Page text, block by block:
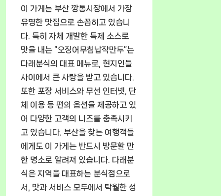
이 가게는 부산 깡통시장에서 가장
유명한 맛집으로 손꼽히고 있습니
다. 특히 자체 개발한 특제 소스로
맛을 내는 “오징어무침납작만두”는
다래분식의 대표 메뉴로, 현지인들
사이에서 큰 사랑을 받고 있습니다.
또한 포장 서비스와 무선 인터넷, 단
체 이용 등 편의 옵션을 제공하고 있
어 다양한 고객의 니즈를 충족시키
고 있습니다. 부산을 찾는 여행객들
에게도 이 가게는 반드시 방문할 만
한 명소로 알려져 있습니다. 다래분
식은 지역을 대표하는 분식점으로
서, 맛과 서비스 모두에서 탁월한 성